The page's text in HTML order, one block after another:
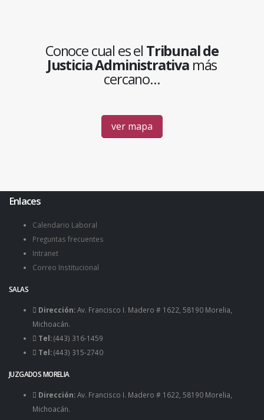
Conoce cual es el Tribunal de
Justicia Administrativamás
cercano...
ver mapa
Enlaces
Calendario Laboral
Preguntas frecuentes
Intranet
Correo Institucional
SALAS
Dirección:Av. Francisco I. Madero # 1622, 58190 Morelia,
Michoacán.
Tel:(443) 316-1459
Tel:(443) 315-2740
JUZGADOS MORELIA
Dirección:Av. Francisco I. Madero # 1622, 58190 Morelia,
Michoacán.